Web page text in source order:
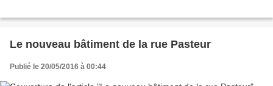
Le nouveau bâtiment de la rue Pasteur
Publié le 20/05/2016 à 00:44